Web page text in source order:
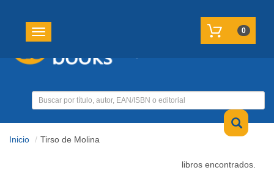
Toggle navigation 0
Inicio Tirso de Molina
libros encontrados.